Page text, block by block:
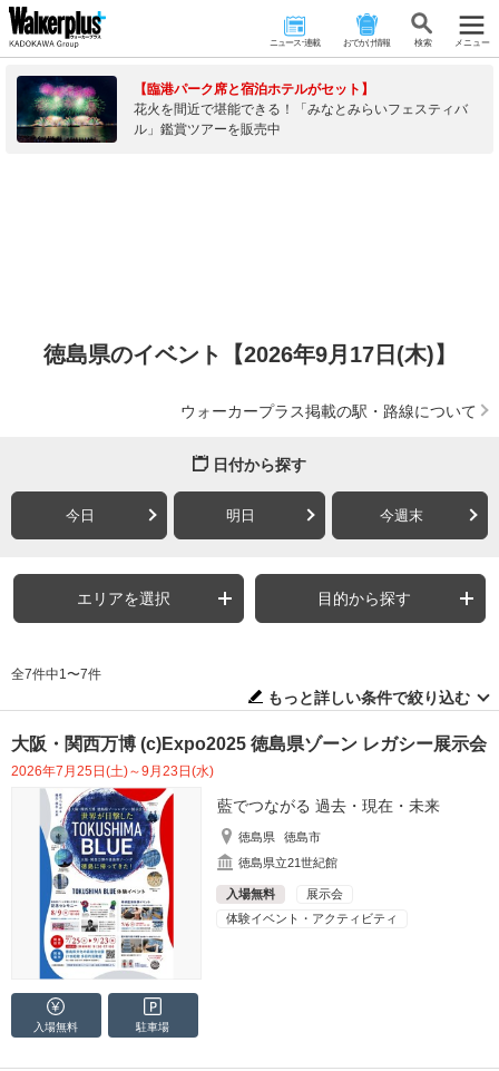
ニュース･連載 おでかけ情報 検 索 メニュー
【臨港パーク席と宿泊ホテルがセット】
花火を間近で堪能できる！「みなとみらいフェスティバ
ル」鑑賞ツアーを販売中
徳島県のイベント【2026年9月17日(木)】
ウォーカープラス掲載の駅・路線について
日付から探す
今日 明日 今週末
エリアを選択 目的から探す
全7件中1〜7件
もっと詳しい条件で絞り込む
大阪・関西万博 (c)Expo2025 徳島県ゾーン レガシー展示会
2026年7月25日(土)～9月23日(水)
藍でつながる 過去・現在・未来
徳島県
徳島市
徳島県立21世紀館
入場無料
展示会
体験イベント・アクティビティ
入場無料 駐車場